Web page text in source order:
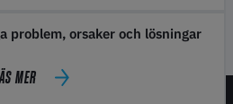
problem, orsaker och lösningar
MER